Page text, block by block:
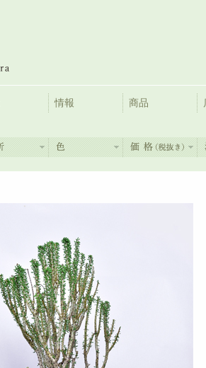
情報 商品